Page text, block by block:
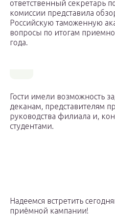
ответственный секретарь
комиссии представила
Российскую таможенную
вопросы по итогам
года.
Гости имели возможность
деканам, представителям
руководства филиала и,
студентами.
Надеемся встретить
приёмной кампании!